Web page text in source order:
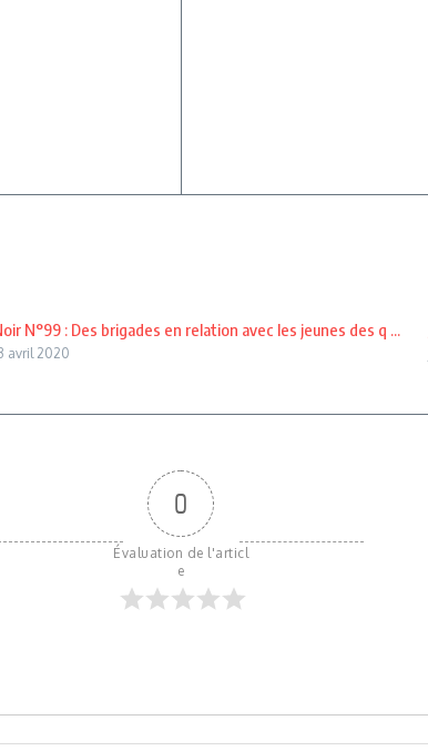
N°99 : Des brigades en relation avec les jeunes des q ...
avril 2020
0
Évaluation de l'articl
e